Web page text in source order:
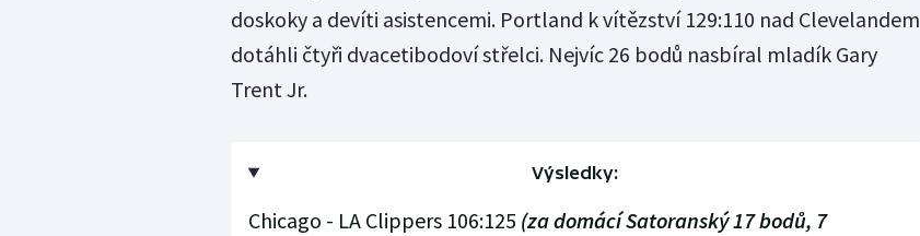
doskoky a devíti asistencemi. Portland k vítězství 129:110 nad Clevelandem
dotáhli čtyři dvacetibodoví střelci. Nejvíc 26 bodů nasbíral mladík Gary
Trent Jr.
Výsledky:
Chicago - LA Clippers 106:125 (za domácí Satoranský 17 bodů, 7